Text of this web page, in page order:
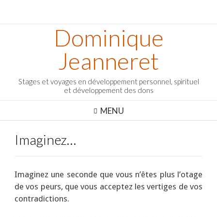
Dominique
Jeanneret
Stages et voyages en développement personnel, spirituel
et développement des dons
MENU
Imaginez…
Imaginez une seconde que vous n’êtes plus l’otage
de vos peurs, que vous acceptez les vertiges de vos
contradictions.